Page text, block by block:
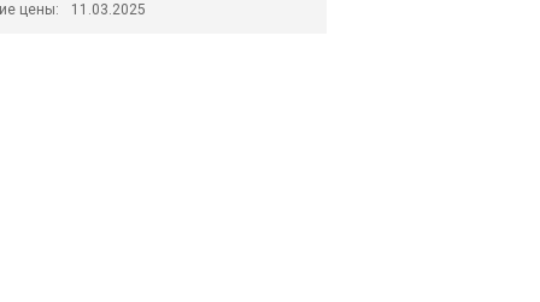
цены: 11.03.2025